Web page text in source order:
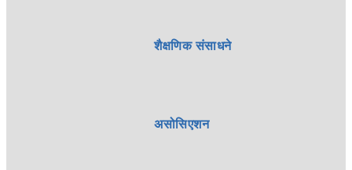
शैक्षणिक संसाधने
असोसिएशन